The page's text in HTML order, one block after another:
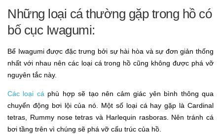
Những loại cá thường gặp trong hồ có
bố cục Iwagumi:
Bể Iwagumi được đặc trưng bởi sự hài hòa và sự đơn giảnthống
nhất với nhau nên các loại cá trong hồ cũng không được phá vỡ
nguyên tắc này.
Các loại cá phù hợp sẽ tạo nên cảm giác yên bình thông qua
chuyển động bơi lội của nó. Một số loại cá hay gặp là Cardinal
tetras, Rummy nose tetras và Harlequin rasboras. Nên tránh cá
bơi tầng trên vì chúng sẽ phá vỡ cấu trúc của hồ.